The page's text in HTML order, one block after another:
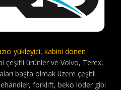
yükleyici, kabini dönen
çeşitli ürünler ve Volvo, Terex,
başta olmak üzere çeşitli
forklift, beko loder gibi